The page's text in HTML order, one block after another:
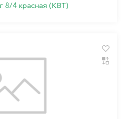
8/4 красная (КВТ)